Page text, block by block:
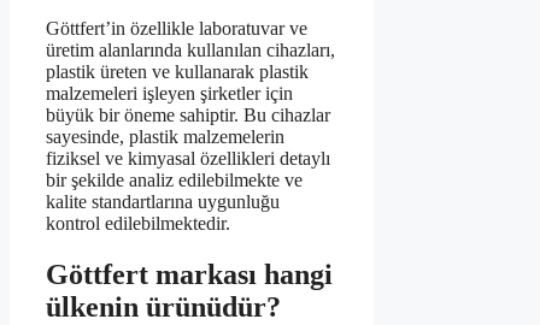
Göttfert’in özellikle laboratuvar ve
üretim alanlarında kullanılan cihazları,
plastik üreten ve kullanarak plastik
malzemeleri işleyen şirketler için
büyük bir öneme sahiptir. Bu cihazlar
sayesinde, plastik malzemelerin
fiziksel ve kimyasal özellikleri detaylı
bir şekilde analiz edilebilmekte ve
kalite standartlarına uygunluğu
kontrol edilebilmektedir.
Göttfert markası hangi
ülkenin ürünüdür?